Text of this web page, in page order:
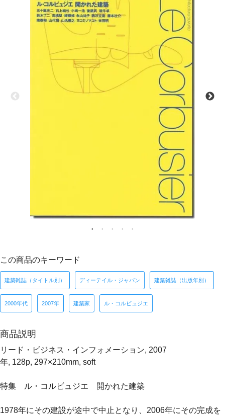
この商品のキーワード
建築雑誌（タイトル別） ディーテイル・ジャパン 建築雑誌（出版年別）
2000年代 2007年 建築家 ル・コルビュジエ
商品説明
リード・ビジネス・インフォメーション, 2007
年, 128p, 297×210mm, soft
特集 ル・コルビュジエ 開かれた建築
1978年にその建設が途中で中止となり、2006年にその完成を